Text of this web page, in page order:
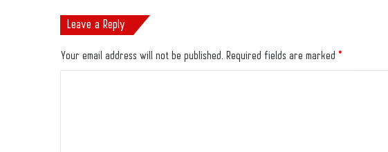
Leave a Reply
Your email address will not be published. Required fields are marked *